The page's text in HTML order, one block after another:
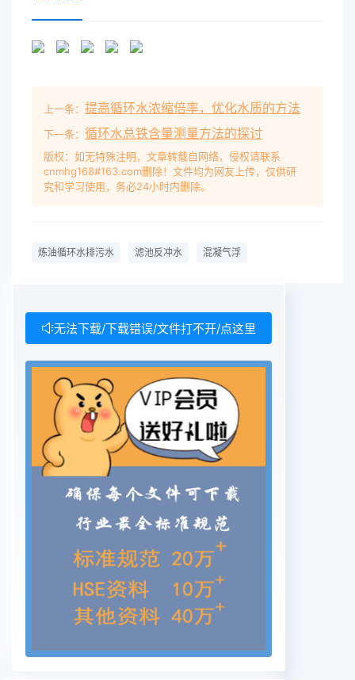
工业用水占城市用水量的80%以上,在石化、电力、
最大炼油循环水水资源消耗大,浪费大,节水能力跟国
外差距很大;循环水系统腐蚀等问题对正常生产造成
严重影响2-4;敞开式循环水系统由于冷却塔冷却时循
环水暴露在空气中,空气中颗粒杂志会大量进入循环
水循环水质变差,引起细菌、藻类繁殖,再加上循环水
分循环水。旁流过滤器过滤负荷会随水质变差而增
也难以达标排放因此选择一种有效的处理方法处理并
回用这部分废水很有必要。1概述1.1循环水排污水水
质甘肃某炼油厂几套循环水系统旁流过滤器反冲洗间
断排水,瞬间排水量很大,排放频繁,排水量大。旁滤器
反冲水主要水质指标和和内部回用标准如表1。砂滤
器反冲排水悬浮物、浊度、油含量COD藻类、离子
浓度等都不满足回用要求,现立项要求将反冲水回用
于循环冷却水系统。悬浮物、石油类首先要去除,其
次要保证硬度、其他离子浓度达标,以满足循环水系
统严格的防腐、防结垢、防止藻类滋生等要求。表1
旁滤反冲水主要水质指标和回用标准项目浊度cOD
石油类总硬度总碱度硫酸根总容固总铁FTU)(my/)
(mg/L)(mg/L)(mg/L)(mg/L) (mg/L)(mg/L)原水
8.2313612022.76354240.3102.6782.30.18回用标
68~85≤5.0≤30≤5.0≤150≤300≤300≤800≤0.21.2
排污水处理工艺选择[收稿日期]2008中国煤化工作
上一条： 提高循环水浓缩倍率，优化水质的方法
下一条： 循环水总铁含量测量方法的探讨
版权：如无特殊注明，文章转载自网络，侵权请联系
cnmhg168#163.com删除！文件均为网友上传，仅供研
究和学习使用，务必24小时内删除。
炼油循环水排污水 滤池反冲水 混凝气浮
无法下载/下载错误/文件打不开/点这里